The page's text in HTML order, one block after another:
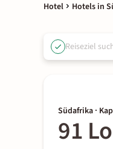
Hotel Hotels in
Reiseziel
Südafrika ·
91